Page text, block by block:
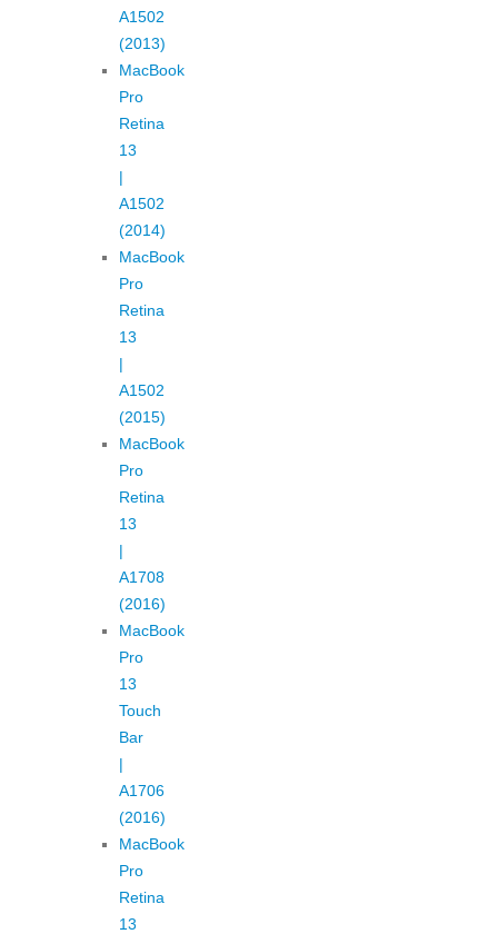
A1502
(2013)
MacBook
Pro
Retina
13
|
A1502
(2014)
MacBook
Pro
Retina
13
|
A1502
(2015)
MacBook
Pro
Retina
13
|
A1708
(2016)
MacBook
Pro
13
Touch
Bar
|
A1706
(2016)
MacBook
Pro
Retina
13